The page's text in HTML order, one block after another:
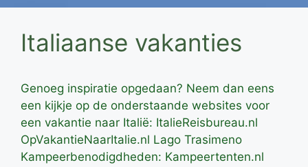
Italiaanse vakanties
Genoeg inspiratie opgedaan? Neem dan eens
een kijkje op de onderstaande websites voor
een vakantie naar Italië: ItalieReisbureau.nl
OpVakantieNaarItalie.nl Lago Trasimeno
Kampeerbenodigdheden: Kampeertenten.nl